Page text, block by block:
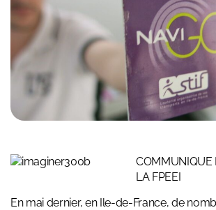
COMMUNIQUE
LA FPEEI
En mai dernier, en Ile-de-France, de